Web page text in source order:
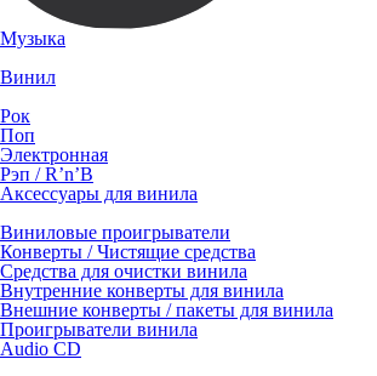
Музыка
Винил
Рок
Поп
Электронная
Рэп / R’n’B
Аксессуары для винила
Виниловые проигрыватели
Конверты / Чистящие средства
Средства для очистки винила
Внутренние конверты для винила
Внешние конверты / пакеты для винила
Проигрыватели винила
Audio CD